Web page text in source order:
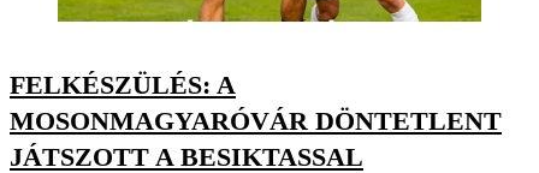
FELKÉSZÜLÉS: A
MOSONMAGYARÓVÁR DÖNTETLENT
JÁTSZOTT A BESIKTASSAL